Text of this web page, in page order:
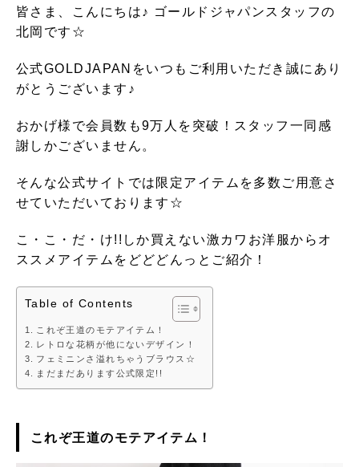
皆さま、こんにちは♪ ゴールドジャパンスタッフの
北岡です☆
公式GOLDJAPANをいつもご利用いただき誠にあり
がとうございます♪
おかげ様で会員数も9万人を突破！スタッフ一同感
謝しかございません。
そんな公式サイトでは限定アイテムを多数ご用意さ
せていただいております☆
こ・こ・だ・け!!しか買えない激カワお洋服からオ
ススメアイテムをどどどんっとご紹介！
Table of Contents
これぞ王道のモテアイテム！
レトロな花柄が他にないデザイン！
フェミニンさ溢れちゃうブラウス☆
まだまだあります公式限定!!
これぞ王道のモテアイテム！